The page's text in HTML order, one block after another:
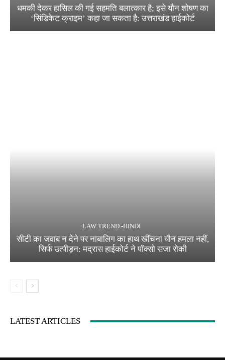
धमकी देकर हासिल की गई सहमति बलात्कार है; इसे यौन शोषण का
‘सिंडिकेट क्राइम’ कहा जा सकता है: उत्तराखंड हाईकोर्ट
LAW TREND -HINDI
सीटी का जवाब न देने पर नाबालिग का हाथ खींचना यौन हमला नहीं,
सिर्फ उत्पीड़न: मद्रास हाईकोर्ट ने पॉक्सो सजा रोकी
LATEST ARTICLES